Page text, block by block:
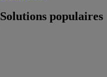
Solutions populaires